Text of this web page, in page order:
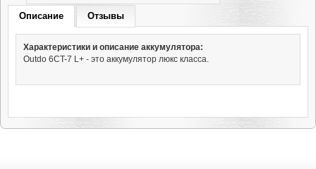
Описание Отзывы
Характеристики и описание аккумулятора:
Outdo 6CT-7 L+ - это аккумулятор люкс класса.